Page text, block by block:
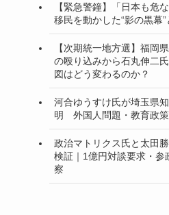
【緊急警鐘】「日本も危
移民を動かした“影の黒幕
【次期統一地方選】福岡
の殴り込みから石丸伸二
図はどう変わるのか？
河合ゆうすけ氏が埼玉県
明 外国人問題・教育政策
政治マトリクス氏と太田
検証｜1億円対談要求・参
察